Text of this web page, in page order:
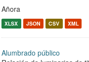
Añora
XLSX JSON CSV XML
Alumbrado público